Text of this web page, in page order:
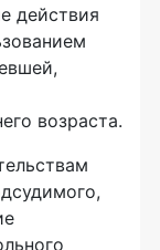
действия
возраста.